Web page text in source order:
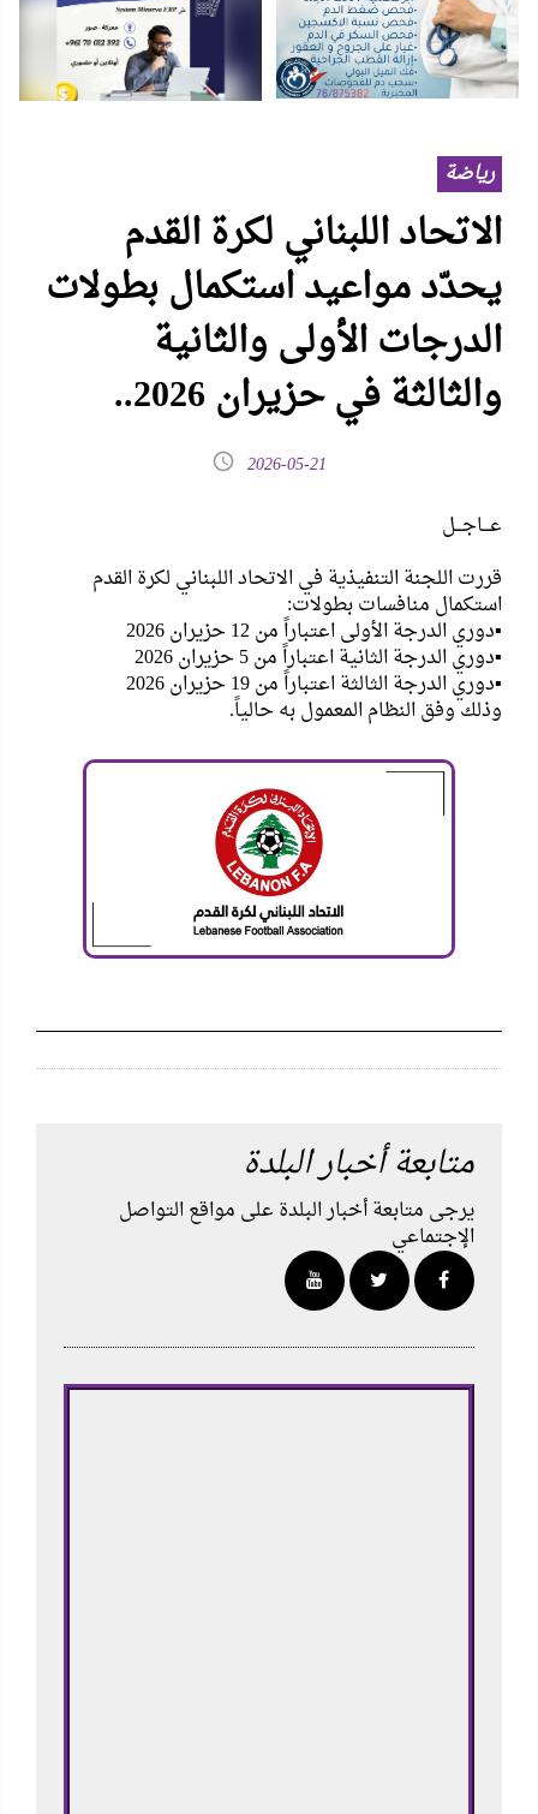
رياضة
الاتحاد اللبناني لكرة القدم
يحدّد مواعيد استكمال بطولات
الدرجات الأولى والثانية
والثالثة في حزيران 2026..
2026-05-21
عـــاجـــل
قررت اللجنة التنفيذية في الاتحاد اللبناني لكرة القدم
استكمال منافسات بطولات:
▪️دوري الدرجة الأولى اعتباراً من 12 حزيران 2026
▪️دوري الدرجة الثانية اعتباراً من 5 حزيران 2026
▪️دوري الدرجة الثالثة اعتباراً من 19 حزيران 2026
وذلك وفق النظام المعمول به حالياً.
متابعة أخبار البلدة
يرجى متابعة أخبار البلدة على مواقع التواصل
الإجتماعي